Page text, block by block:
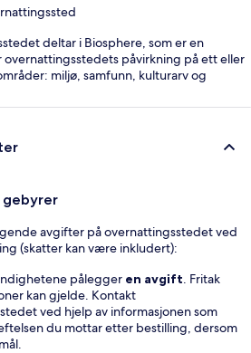
deltar i Biosphere, som er en
overnattingsstedets påvirkning på ett eller
miljø, samfunn, kulturarv og
gebyrer
avgifter på overnattingsstedet ved
(skatter kan være inkludert):
pålegger en avgift. Fritak
kan gjelde. Kontakt
ved hjelp av informasjonen som
du mottar etter bestilling, dersom